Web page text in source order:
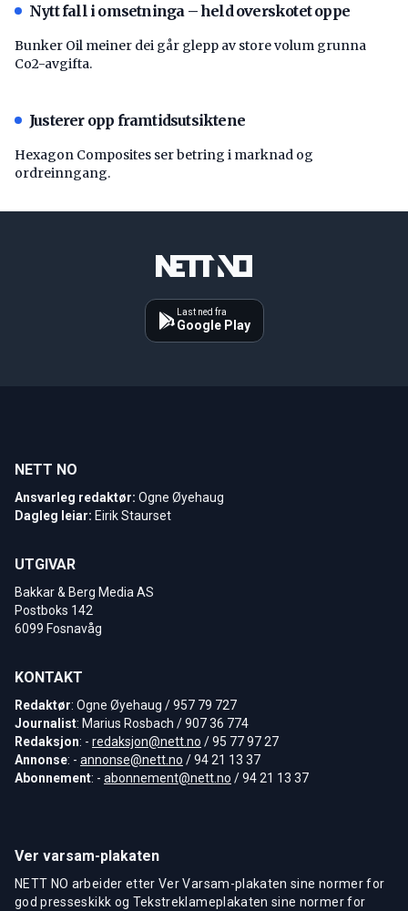
Nytt fall i omsetninga – held overskotet oppe
Bunker Oil meiner dei går glepp av store volum grunna
Co2-avgifta.
Justerer opp framtidsutsiktene
Hexagon Composites ser betring i marknad og
ordreinngang.
Last ned fra
Google Play
NETT NO
Ansvarleg redaktør: Ogne Øyehaug
Dagleg leiar: Eirik Staurset
UTGIVAR
Bakkar & Berg Media AS
Postboks 142
6099 Fosnavåg
KONTAKT
Redaktør: Ogne Øyehaug / 957 79 727
Journalist: Marius Rosbach / 907 36 774
Redaksjon: - redaksjon@nett.no / 95 77 97 27
Annonse: - annonse@nett.no / 94 21 13 37
Abonnement: - abonnement@nett.no / 94 21 13 37
Ver varsam-plakaten
NETT NO arbeider etter Ver Varsam-plakaten sine normer for
god presseskikk og Tekstreklameplakaten sine normer for